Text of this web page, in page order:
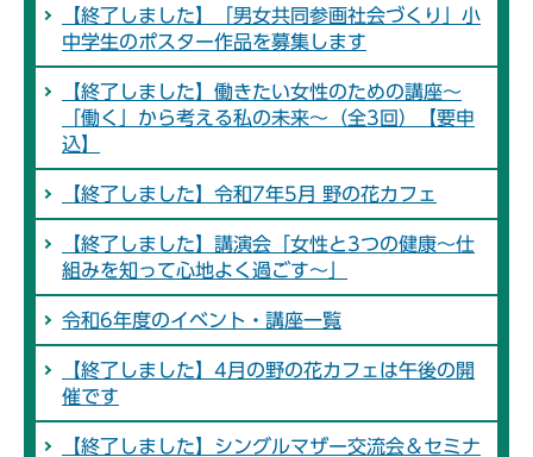
【終了しました】「男女共同参画社会づくり」小
中学生のポスター作品を募集します
【終了しました】働きたい女性のための講座～
「働く」から考える私の未来～（全3回）【要申
込】
【終了しました】令和7年5月 野の花カフェ
【終了しました】講演会「女性と3つの健康～仕
組みを知って心地よく過ごす～」
令和6年度のイベント・講座一覧
【終了しました】4月の野の花カフェは午後の開
催です
【終了しました】シングルマザー交流会＆セミナ